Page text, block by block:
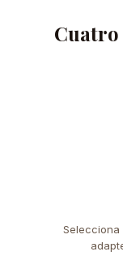
Cuatro
Selecciona